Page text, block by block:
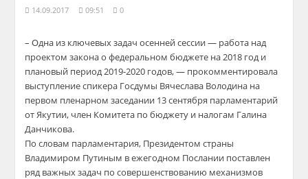
14.09.2017 09:51 0
– Одна из ключевых задач осенней сессии — работа над
проектом закона о федеральном бюджете на 2018 год и
плановый период 2019-2020 годов, — прокомментировала
выступление спикера Госдумы Вячеслава Володина на
первом пленарном заседании 13 сентября парламентарий
от Якутии, член Комитета по бюджету и налогам Галина
Данчикова.
По словам парламентария, Президентом страны
Владимиром Путиным в ежегодном Послании поставлен
ряд важных задач по совершенствованию механизмов